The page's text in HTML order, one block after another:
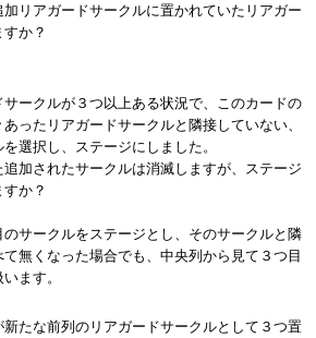
リアガードサークルに置かれていたリアガー
か？
ークルが３つ以上ある状況で、このカードの
ったリアガードサークルと隣接していない、
選択し、ステージにしました。
追加されたサークルは消滅しますが、ステージ
か？
サークルをステージとし、そのサークルと隣
無くなった場合でも、中央列から見て３つ目
ます。
たな前列のリアガードサークルとして３つ置